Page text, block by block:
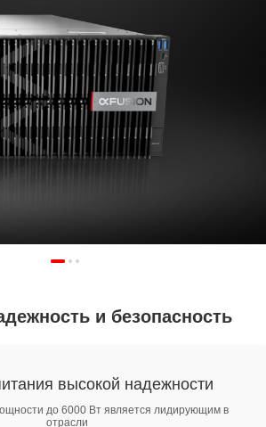
и безопасность
высокой надежности
до 6000 Вт является лидирующим в
отрасли